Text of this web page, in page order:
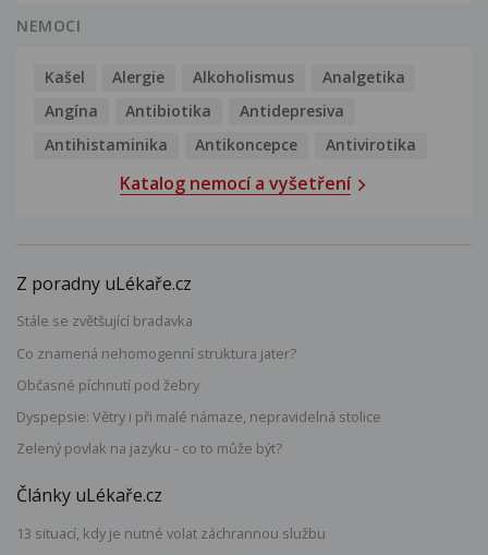
NEMOCI
Kašel Alergie Alkoholismus
Analgetika
Angína
Antibiotika
Antidepresiva
Antihistaminika
Antikoncepce Antivirotika
Katalog nemocí a vyšetření
Z poradny uLékaře.cz
Stále se zvětšující bradavka
Co znamená nehomogenní struktura jater?
Občasné píchnutí pod žebry
Dyspepsie: Větry i při malé námaze, nepravidelná stolice
Zelený povlak na jazyku - co to může být?
Články uLékaře.cz
13 situací, kdy je nutné volat záchrannou službu